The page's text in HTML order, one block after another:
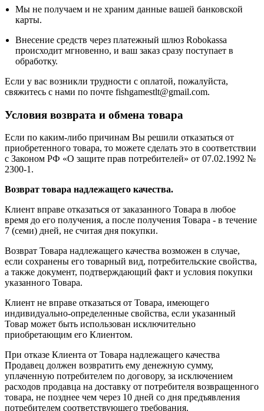
Мы не получаем и не храним данные вашей банковской
карты.
Внесение средств через платежный шлюз Robokassa
происходит мгновенно, и ваш заказ сразу поступает в
обработку.
Если у вас возникли трудности с оплатой, пожалуйста,
свяжитесь с нами по почте fishgamestlt@gmail.com.
Условия возврата и обмена товара
Если по каким-либо причинам Вы решили отказаться от
приобретенного товара, то можете сделать это в соответствии
с Законом РФ «О защите прав потребителей» от 07.02.1992 №
2300-1.
Возврат товара надлежащего качества.
Клиент вправе отказаться от заказанного Товара в любое
время до его получения, а после получения Товара - в течение
7 (семи) дней, не считая дня покупки.
Возврат Товара надлежащего качества возможен в случае,
если сохранены его товарный вид, потребительские свойства,
а также документ, подтверждающий факт и условия покупки
указанного Товара.
Клиент не вправе отказаться от Товара, имеющего
индивидуально-определенные свойства, если указанный
Товар может быть использован исключительно
приобретающим его Клиентом.
При отказе Клиента от Товара надлежащего качества
Продавец должен возвратить ему денежную сумму,
уплаченную потребителем по договору, за исключением
расходов продавца на доставку от потребителя возвращенного
товара, не позднее чем через 10 дней со дня предъявления
потребителем соответствующего требования.